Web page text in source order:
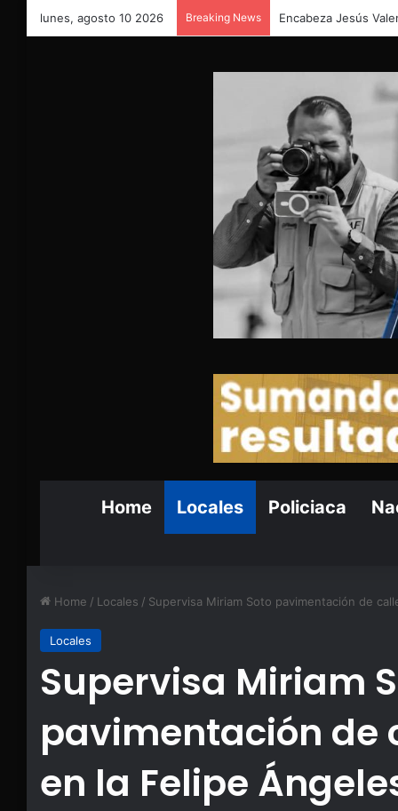
lunes, agosto 10 2026 Breaking News Refuerzan Saucillo
Home Locales Policiaca
Home / Locales / Supervisa Miriam Soto pavimentación de
Locales
Supervisa Miriam
pavimentación de
en la Felipe